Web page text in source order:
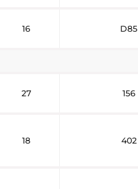
16 D85
27 156
18 402